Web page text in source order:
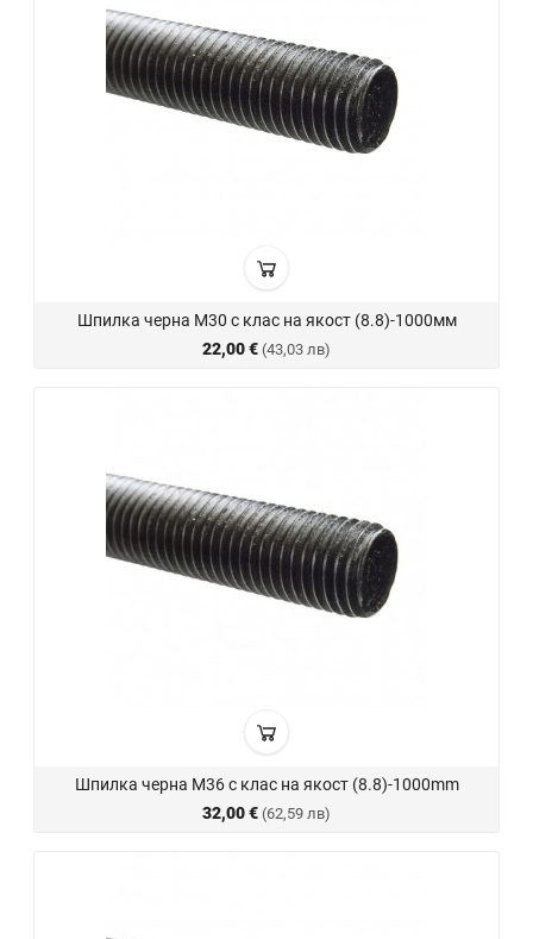
Шпилка черна М30 с клас на якост (8.8)-1000мм
22,00 € (43,03 лв)
Шпилка черна M36 с клас на якост (8.8)-1000mm
32,00 € (62,59 лв)